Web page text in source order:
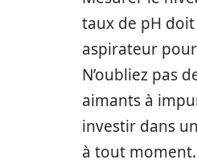
taux de pH
aspirateur
N’oubliez pas
aimants à
investir dans
à tout